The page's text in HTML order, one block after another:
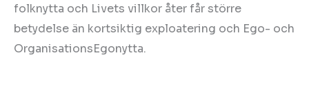
folknytta och Livets villkor åter får större
betydelse än kortsiktig exploatering och Ego- och
OrganisationsEgonytta.